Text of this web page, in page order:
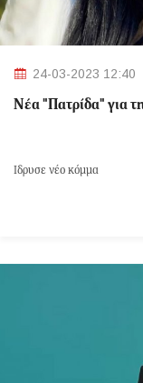
24-03-2023 12:40
Νέα "Πατρίδα" για
Ίδρυσε νέο κόμμα